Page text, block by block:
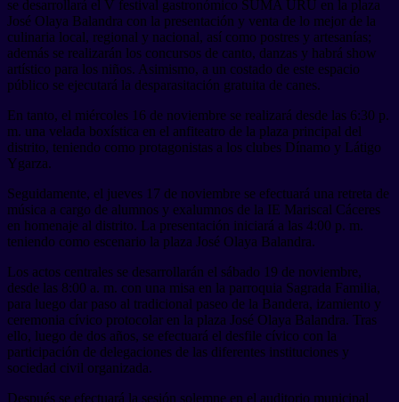
se desarrollará el V festival gastronómico SUMA URU en la plaza
José Olaya Balandra con la presentación y venta de lo mejor de la
culinaria local, regional y nacional, así como postres y artesanías;
además se realizarán los concursos de canto, danzas y habrá show
artístico para los niños. Asimismo, a un costado de este espacio
público se ejecutará la desparasitación gratuita de canes.
En tanto, el miércoles 16 de noviembre se realizará desde las 6:30 p.
m. una velada boxística en el anfiteatro de la plaza principal del
distrito, teniendo como protagonistas a los clubes Dínamo y Látigo
Ygarza.
Seguidamente, el jueves 17 de noviembre se efectuará una retreta de
música a cargo de alumnos y exalumnos de la IE Mariscal Cáceres
en homenaje al distrito. La presentación iniciará a las 4:00 p. m.
teniendo como escenario la plaza José Olaya Balandra.
Los actos centrales se desarrollarán el sábado 19 de noviembre,
desde las 8:00 a. m. con una misa en la parroquia Sagrada Familia,
para luego dar paso al tradicional paseo de la Bandera, izamiento y
ceremonia cívico protocolar en la plaza José Olaya Balandra. Tras
ello, luego de dos años, se efectuará el desfile cívico con la
participación de delegaciones de las diferentes instituciones y
sociedad civil organizada.
Después se efectuará la sesión solemne en el auditorio municipal